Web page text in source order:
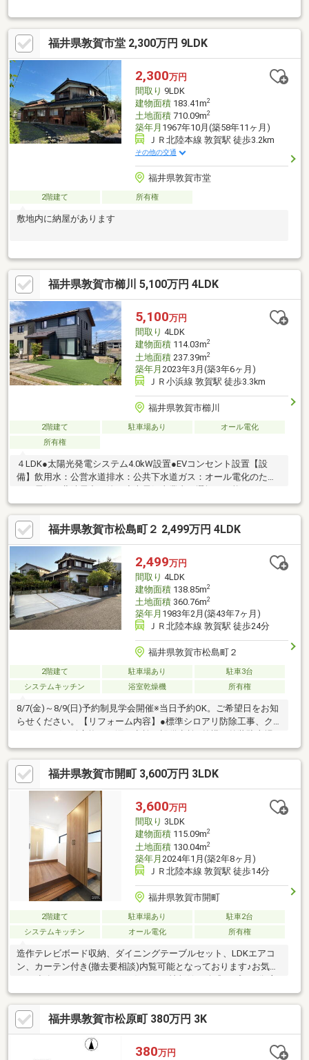
対応できる物件です。南向きの物件です。建物面積が83.57㎡でご
家族での生活にも十分な広さの物件はこちらです。開放感溢れる
間取5Kの住みよい物件となっており、余裕のある生活をおくれま
す。
福井県敦賀市堂 2,300万円 9LDK
2,300万円
間取り 9LDK
建物面積183.41m2
土地面積710.09m2
築年月 1967年10月(築58年11ヶ月)
ＪＲ北陸本線 敦賀駅 徒歩3.2km
その他の交通
福井県敦賀市堂
2階建て 所有権
敷地内に納屋があります
福井県敦賀市櫛川 5,100万円 4LDK
5,100万円
間取り 4LDK
建物面積114.03m2
土地面積237.39m2
築年月 2023年3月(築3年6ヶ月)
ＪＲ小浜線 敦賀駅 徒歩3.3km
福井県敦賀市櫛川
2階建て 駐車場あり
オール電化
所有権
４LDK●太陽光発電システム4.0kW設置●EVコンセント設置【設
備】飲用水：公営水道排水：公共下水道ガス：オール電化のため
写真内のカーテン、家電等は価格に含まれません。※図面と現況
が異なる場合は現況を優先します。※間取図は実際とは多少異な
る場合があります。
福井県敦賀市松島町２ 2,499万円 4LDK
2,499万円
間取り 4LDK
建物面積138.85m2
土地面積360.76m2
築年月 1983年2月(築43年7ヶ月)
ＪＲ北陸本線 敦賀駅 徒歩24分
福井県敦賀市松島町２
2階建て 駐車場あり
駐車3台
システムキッチン
浴室乾燥機 所有権
8/7(金)～8/9(日)予約制見学会開催※当日予約OK。ご希望日をお知
らせください。【リフォーム内容】●標準シロアリ防除工事、ク
拡張、外壁塗装、植栽剪定●水回りシステムキッチン交換、ユニ
ットバス交換、トイレ交換、洗面化粧台交換●内装間取変更、玄
関扉交換、室内ドア（一部）交換、床材上張り、シューズボック
ス交換、クロス張替え、畳表替え、障子・襖張替え●その他設備
インターホン設置、火災警報器設置、照明器具交換【おすすめポ
イント】・本物件は条件により住宅ローン減税が適用さ
福井県敦賀市開町 3,600万円 3LDK
3,600万円
間取り 3LDK
建物面積115.09m2
土地面積130.04m2
築年月 2024年1月(築2年8ヶ月)
ＪＲ北陸本線 敦賀駅 徒歩14分
福井県敦賀市開町
2階建て 駐車場あり
駐車2台
システムキッチン
オール電化 所有権
造作テレビボード収納、ダイニングテーブルセット、LDKエアコ
ン、カーテン付き(撤去要相談)内覧可能となっております♪お気軽
います。ＬＩＮＥからのご連絡も承っております。
https://lin.ee/tvKDzVF(トーク画面よりご希望の内覧日時をご予約
ください)福井県敦賀市松原町 380万円 3K
380万円